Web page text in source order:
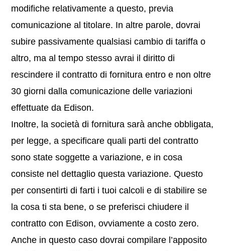
modifiche relativamente a questo, previa
comunicazione al titolare. In altre parole, dovrai
subire passivamente qualsiasi cambio di tariffa o
altro, ma al tempo stesso avrai il diritto di
rescindere il contratto di fornitura entro e non oltre
30 giorni dalla comunicazione delle variazioni
effettuate da Edison.
Inoltre, la società di fornitura sarà anche obbligata,
per legge, a specificare quali parti del contratto
sono state soggette a variazione, e in cosa
consiste nel dettaglio questa variazione. Questo
per consentirti di farti i tuoi calcoli e di stabilire se
la cosa ti sta bene, o se preferisci chiudere il
contratto con Edison, ovviamente a costo zero.
Anche in questo caso dovrai compilare l’apposito